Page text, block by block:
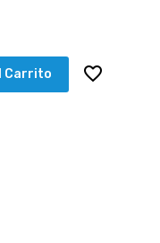
Carrito